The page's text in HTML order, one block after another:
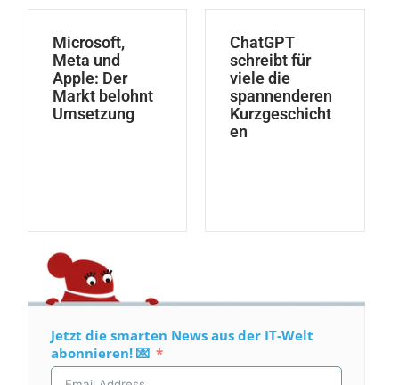
Microsoft,
Meta und
Apple: Der
Markt belohnt
Umsetzung
ChatGPT
schreibt für
viele die
spannenderen
Kurzgeschicht
en
Jetzt die smarten News aus der IT-Welt
abonnieren! 💌